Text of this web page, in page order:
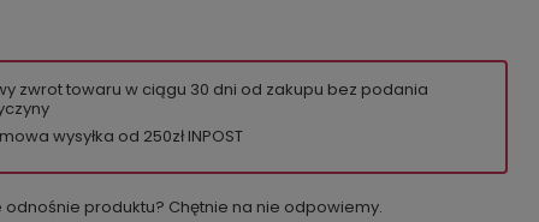
zwrot towaru w ciągu 30 dni od zakupu bez podania
wysyłka od 250zł INPOST
odnośnie produktu? Chętnie na nie odpowiemy.